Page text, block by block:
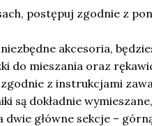
postępuj zgodnie z
akcesoria,
do mieszania oraz
z instrukcjami
są dokładnie wymieszane,
dwie główne sekcje –